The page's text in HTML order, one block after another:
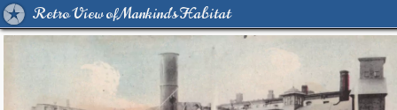
Retro View of Mankind's Habitat